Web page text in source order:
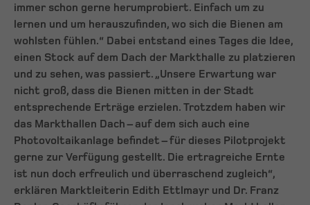
immer schon gerne herumprobiert. Einfach um zu
lernen und um herauszufinden, wo sich die Bienen am
wohlsten fühlen.“ Dabei entstand eines Tages die Idee,
einen Stock auf dem Dach der Markthalle zu platzieren
und zu sehen, was passiert. „Unsere Erwartung war
nicht groß, dass die Bienen mitten in der Stadt
entsprechende Erträge erzielen. Trotzdem haben wir
das Markthallen Dach – auf dem sich auch eine
Photovoltaikanlage befindet – für dieses Pilotprojekt
gerne zur Verfügung gestellt. Die ertragreiche Ernte
ist nun doch erfreulich und überraschend zugleich“,
erklären Marktleiterin Edith Ettlmayr und Dr. Franz